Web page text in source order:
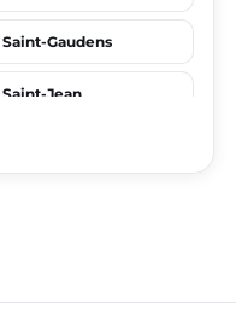
Saint-Gaudens
Saint-Jean